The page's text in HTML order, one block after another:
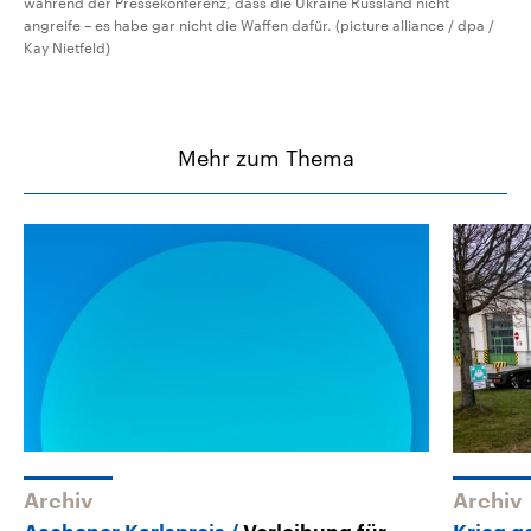
angreife – es habe gar nicht die Waffen dafür. (picture alliance / dpa /
Kay Nietfeld)
Mehr zum Thema
Archiv Archiv